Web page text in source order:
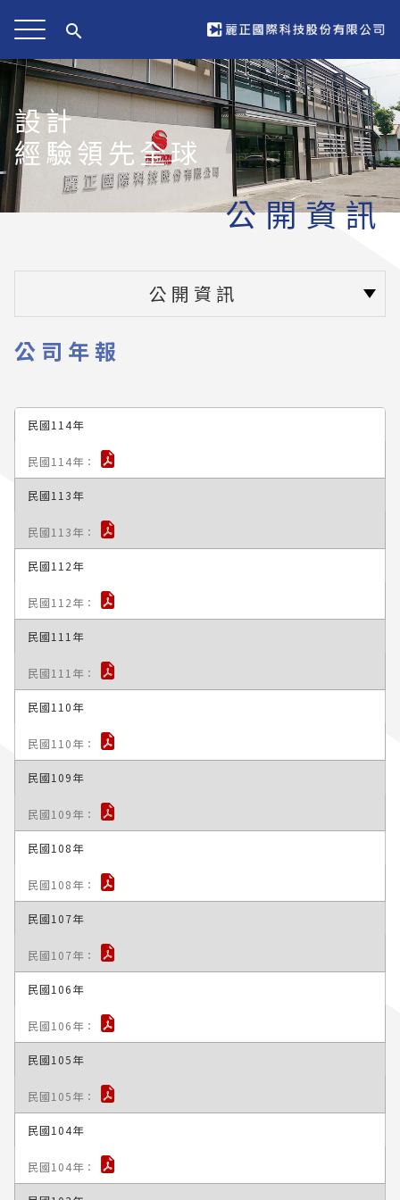
search
設計
經驗領先全球
公開資訊
公開資訊
公司年報
民國114年
民國113年
民國112年
民國111年
民國110年
民國109年
民國108年
民國107年
民國106年
民國105年
民國104年